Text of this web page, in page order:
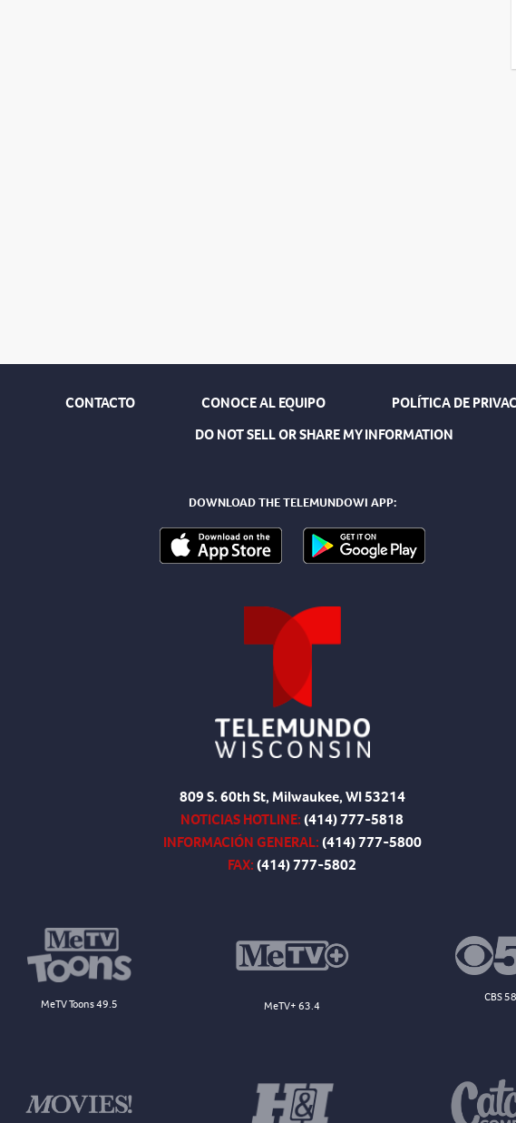
CONTACTO CONOCE AL EQUIPO POLÍTICA DE
DO NOT SELL OR SHARE MY INFORMATION
DOWNLOAD THE TELEMUNDOWI APP:
809 S. 60th St, Milwaukee, WI 53214
NOTICIAS HOTLINE:(414) 777-5818
INFORMACIÓN GENERAL:(414) 777-5800
FAX:(414) 777-5802
MeTV Toons 49.5 MeTV+ 63.4
CBS